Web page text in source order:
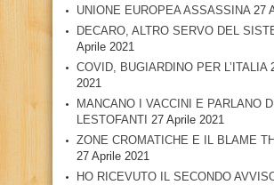
UNIONE EUROPEA ASSASSINA 27
DECARO, ALTRO SERVO DEL
Aprile 2021
COVID, BUGIARDINO PER L’ITALIA
2021
MANCANO I VACCINI E PARLANO
LESTOFANTI 27 Aprile 2021
ZONE CROMATICHE E IL BLAME
27 Aprile 2021
HO RICEVUTO IL SECONDO